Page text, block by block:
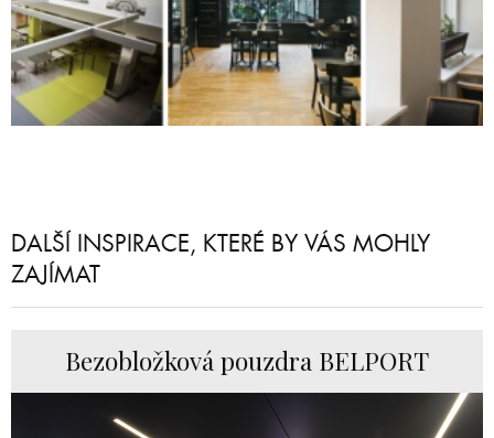
DALŠÍ INSPIRACE, KTERÉ BY VÁS MOHLY
ZAJÍMAT
Bezobložková pouzdra BELPORT